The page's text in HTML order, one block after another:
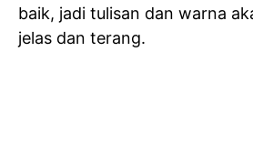
baik, jadi tulisan dan warna
jelas dan terang.